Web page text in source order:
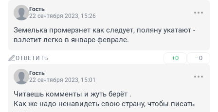
Гость
22 сентября 2023, 15:26
Земелька промерзнет как следует, поляну укатают -
взлетит легко в январе-феврале.
ОТВЕТИТЬ +0 –0
Гость
22 сентября 2023, 15:01
Читаешь комменты и жуть берёт .
Как же надо ненавидеть свою страну, чтобы писать